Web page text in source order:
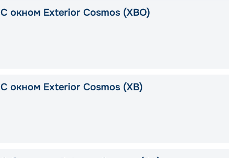
С окном Exterior Cosmos (XBO)
С окном Exterior Cosmos (XB)